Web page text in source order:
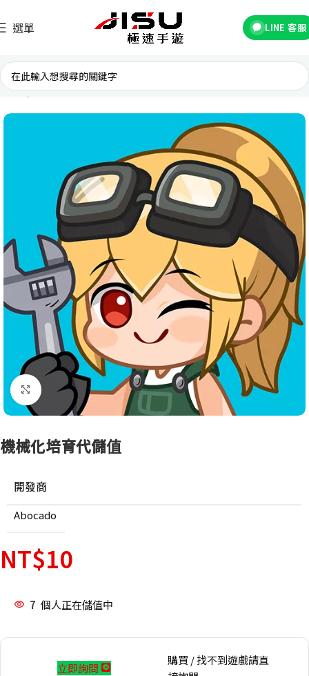
選單 LINE 客服
首頁 台灣遊戲
點擊放大
機械化培育代儲值
開發商
Abocado
NT$10
7 個人正在儲值中
立即詢問
購買 / 找不到遊戲請直